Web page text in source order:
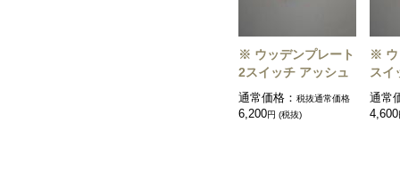
※ ウッデンプレート
2スイッチ アッシュ
通常価格： 税抜通常価格
6,200円 (税抜)
※ ウ
スイ
通常
4,600